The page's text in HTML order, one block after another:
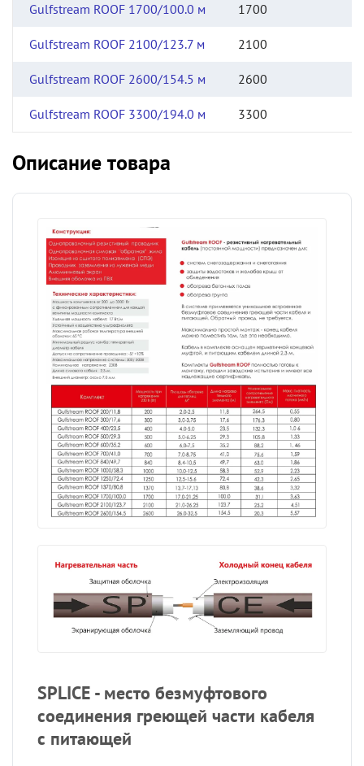
Gulfstream ROOF 1700/100.0 м 1700
Gulfstream ROOF 2100/123.7 м 2100
Gulfstream ROOF 2600/154.5 м 2600
Gulfstream ROOF 3300/194.0 м 3300
Описание товара
SPLICE - место безмуфтового
соединения греющей части кабеля
с питающей